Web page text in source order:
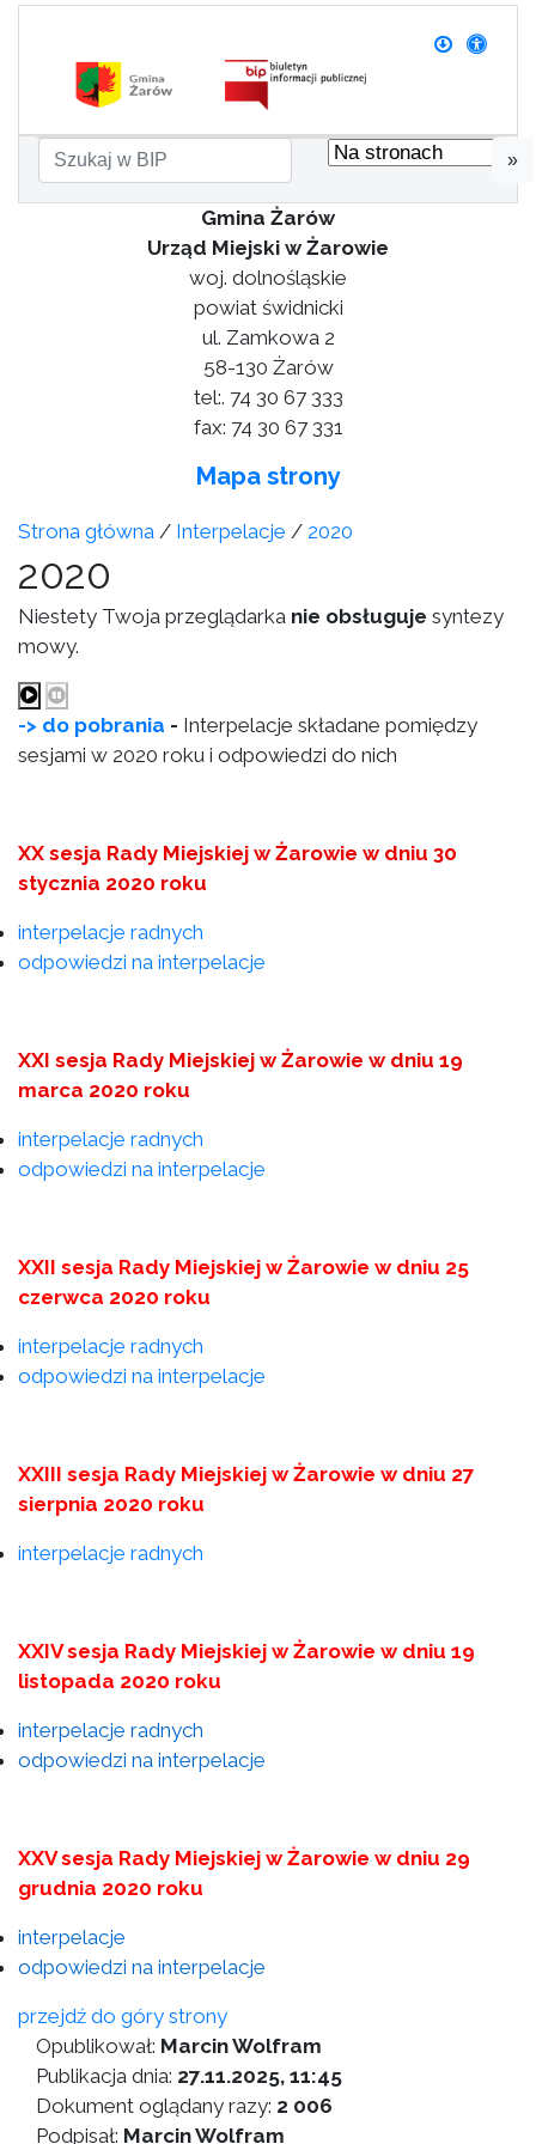
»
Gmina Żarów
Urząd Miejski w Żarowie
woj. dolnośląskie
powiat świdnicki
ul. Zamkowa 2
58-130 Żarów
tel:. 74 30 67 333
fax: 74 30 67 331
Mapa strony
Strona główna / Interpelacje / 2020
2020
Niestety Twoja przeglądarka nie obsługuje syntezy
mowy.
-> do pobrania - Interpelacje składane pomiędzy
sesjami w 2020 roku i odpowiedzi do nich
XX sesja Rady Miejskiej w Żarowie w dniu 30
stycznia 2020 roku
interpelacje radnych
odpowiedzi na interpelacje
XXI sesja Rady Miejskiej w Żarowie w dniu 19
marca 2020 roku
interpelacje radnych
odpowiedzi na interpelacje
XXII sesja Rady Miejskiej w Żarowie w dniu 25
czerwca 2020 roku
interpelacje radnych
odpowiedzi na interpelacje
XXIII sesja Rady Miejskiej w Żarowie w dniu 27
sierpnia 2020 roku
interpelacje radnych
XXIV sesja Rady Miejskiej w Żarowie w dniu 19
listopada 2020 roku
interpelacje radnych
odpowiedzi na interpelacje
XXV sesja Rady Miejskiej w Żarowie w dniu 29
grudnia 2020 roku
interpelacje
odpowiedzi na interpelacje
przejdź do góry strony
Opublikował: Marcin Wolfram
Publikacja dnia: 27.11.2025, 11:45
Dokument oglądany razy: 2 006
Podpisał: Marcin Wolfram